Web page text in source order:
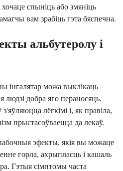
спыніць або змяніць
вам зрабіць гэта бяспечна.
альбутеролу і
інгалятар можа выклікаць
добра яго пераносяць.
лёгкімі і, як правіла,
прыстасоўваецца да лекаў.
эфекты, якія вы можаце
горла, ахрыпласць і кашаль
Гэтыя сімптомы часта